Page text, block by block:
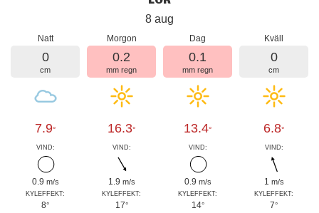
8 aug
Natt
0
cm
7.9°
VIND:
0.9 m/s
KYLEFFEKT:
8°
Morgon
0.2
mm regn
16.3°
VIND:
1.9 m/s
KYLEFFEKT:
17°
Dag
0.1
mm regn
13.4°
VIND:
0.9 m/s
KYLEFFEKT:
14°
Kväll
0
cm
6.8°
VIND:
1 m/s
KYLEFFEKT:
7°